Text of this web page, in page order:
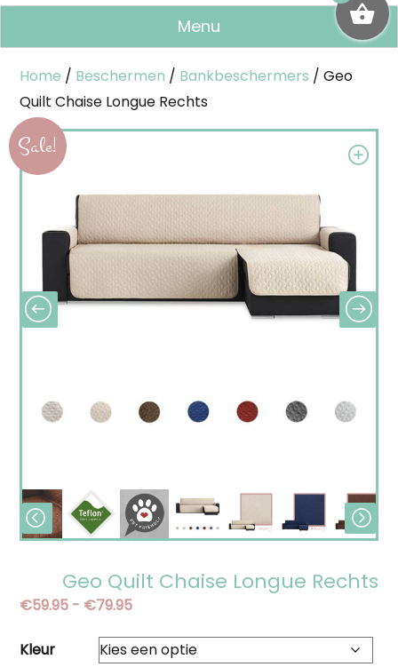
Menu
Home / Beschermen / Bankbeschermers / Geo
Quilt Chaise Longue Rechts
Sale!
Geo Quilt Chaise Longue Rechts
€59.95 - €79.95Prijsklasse:
tot
Kleur